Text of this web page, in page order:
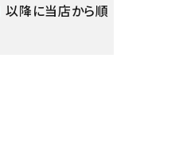
以降に当店から順